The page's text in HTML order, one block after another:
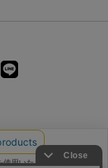
用いたします。ボタン